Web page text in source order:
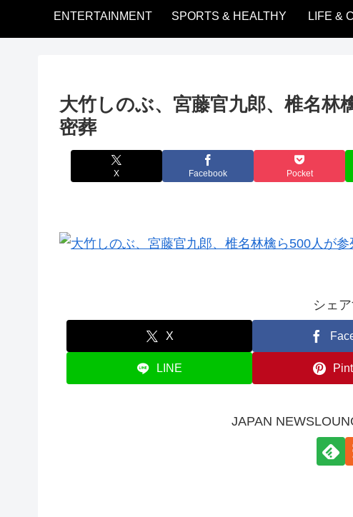
ENTERTAINMENT SPORTS & HEALTHY LIFE &
大竹しのぶ、宮藤官九郎、椎名林
密葬
X Facebook Pocket
シェ
X
LINE
JAPAN